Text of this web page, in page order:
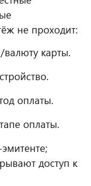
не проходит:
карты.
оплаты.
оплаты.
доступ к